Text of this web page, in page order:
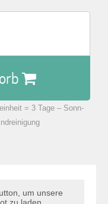
= 3 Tage – Sonn-
um unsere